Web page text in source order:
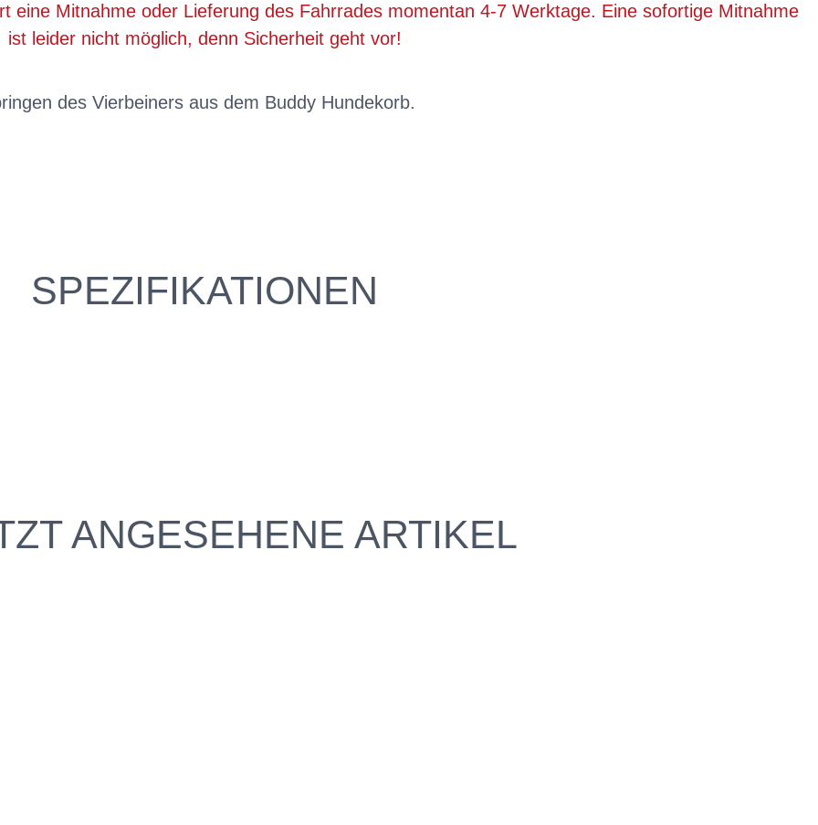
eine Mitnahme oder Lieferung des Fahrrades momentan 4-7 Werktage. Eine sofortige Mitnahme
ist leider nicht möglich, denn Sicherheit geht vor!
des Vierbeiners aus dem Buddy Hundekorb.
SPEZIFIKATIONEN
ANGESEHENE ARTIKEL